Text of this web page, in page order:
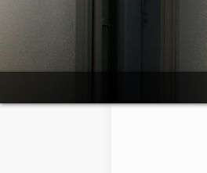
MAIN MENU